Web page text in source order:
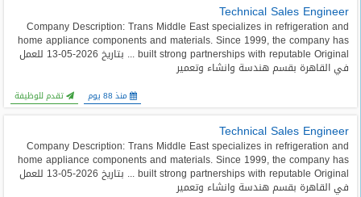
Technical Sales Engineer
Company Description: Trans Middle East specializes in refrigeration and
home appliance components and materials. Since 1999, the company has
built strong partnerships with reputable Original ... بتاريخ 2026-05-13 للعمل
في القاهرة بقسم هندسة وانشاء وتعمير
منذ 88 يوم تقدم للوظيفة
Technical Sales Engineer
Company Description: Trans Middle East specializes in refrigeration and
home appliance components and materials. Since 1999, the company has
built strong partnerships with reputable Original ... بتاريخ 2026-05-13 للعمل
في القاهرة بقسم هندسة وانشاء وتعمير